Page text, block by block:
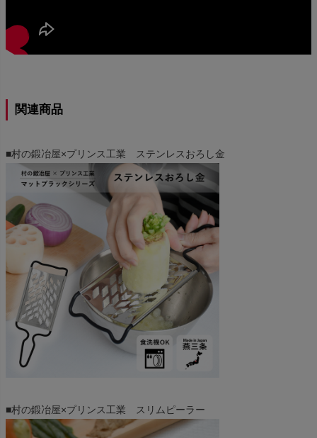
関連商品
■村の鍛冶屋×プリンス工業 ステンレスおろし金
■村の鍛冶屋×プリンス工業 スリムピーラー